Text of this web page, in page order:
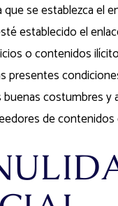
se establezca el
establecido el
o contenidos
presentes
buenas costumbres y
de contenidos